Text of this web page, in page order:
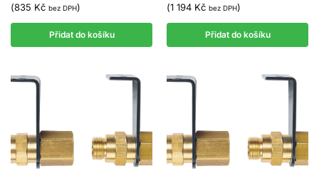
(835 Kč bez DPH)
Přidat do košíku
(1 194 Kč bez DPH)
Přidat do košíku